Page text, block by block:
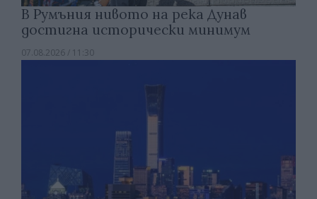
В Румъния нивото на река Дунав
достигна исторически минимум
07.08.2026 / 11:30